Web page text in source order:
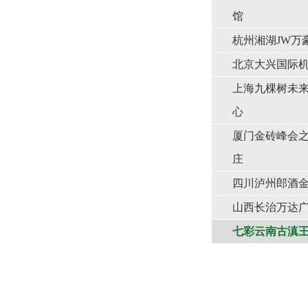
馆
杭州湘湖JW万
北京大兴国际
上海九棵树未
心
厦门金砖峰会
庄
四川泸州郎酒
山西长治万达
七彩云南古滇